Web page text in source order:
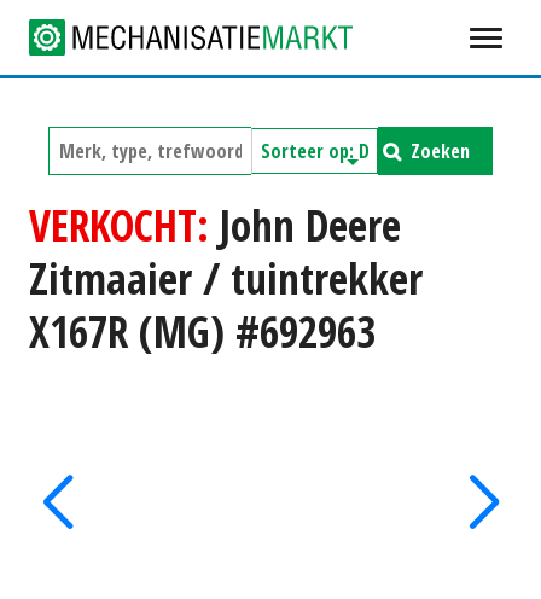
Zoeken
VERKOCHT: John Deere
Zitmaaier / tuintrekker
X167R (MG) #692963